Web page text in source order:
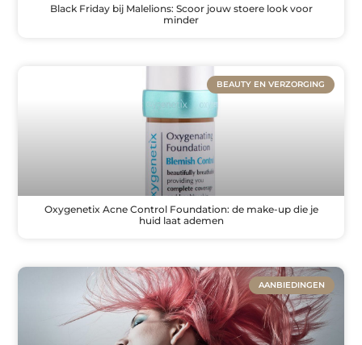
Black Friday bij Malelions: Scoor jouw stoere look voor
minder
BEAUTY EN VERZORGING
Oxygenetix Acne Control Foundation: de make-up die je
huid laat ademen
AANBIEDINGEN